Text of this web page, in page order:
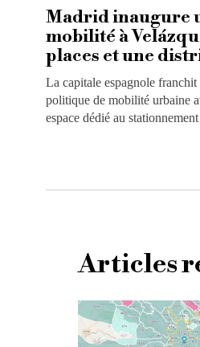
Madrid inaugure
mobilité à
places et une
La capitale espagnole franchit
politique de mobilité urbaine
espace dédié au
Articles